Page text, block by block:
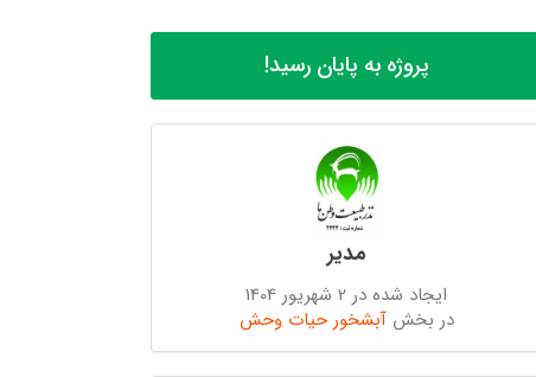
پروژه به پایان رسید!
مدیر
ایجاد شده در 2 شهریور 1404
در بخشآبشخور حیات وحش